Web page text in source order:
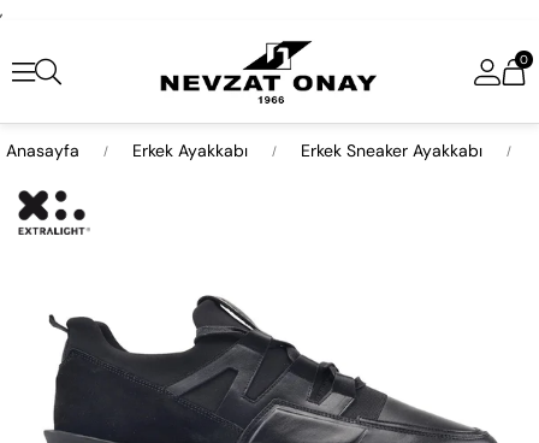
,
0
Anasayfa Erkek Ayakkabı Erkek Sneaker Ayakkabı